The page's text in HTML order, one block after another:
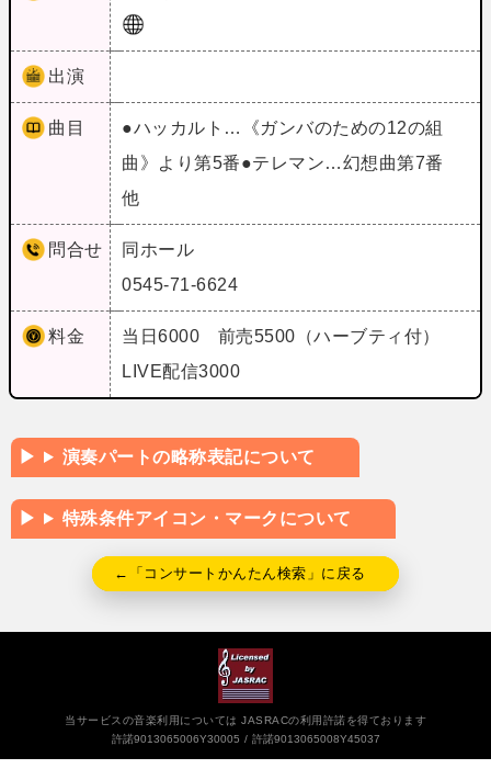
出演
曲目
●ハッカルト…《ガンバのための12の組
曲》より第5番●テレマン…幻想曲第7番
他
問合せ
同ホール
0545-71-6624
料金
当日6000 前売5500（ハーブティ付）
LIVE配信3000
演奏パートの略称表記について
特殊条件アイコン・マークについて
←「コンサートかんたん検索」に戻る
当サービスの音楽利用については JASRACの利用許諾を得ております
許諾9013065006Y30005
許諾9013065008Y45037